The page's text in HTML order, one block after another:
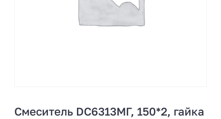
Смеситель DC6313МГ, 150*2, гайка